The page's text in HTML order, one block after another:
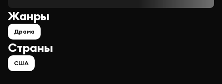
Страны
США
Жанры
Драма